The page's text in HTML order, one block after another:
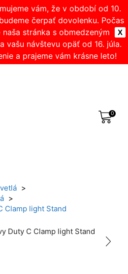
X
vám, že v období od 10.
čerpať dovolenku. Počas
stránka s obmedzeným
vašu návštevu opäť od 16. júla.
a prajeme vám krásne leto!
0
Clamp light Stand